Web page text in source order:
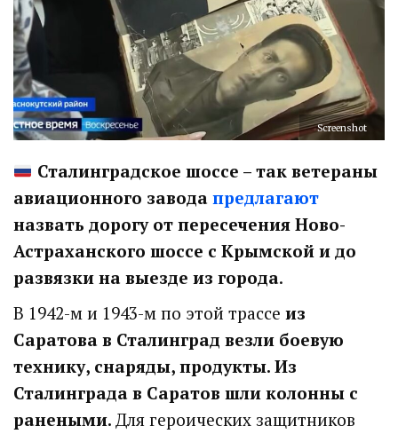
Screenshot
Сталинградское шоссе – так ветераны
авиационного завода предлагают
назвать дорогу от пересечения Ново-
Астраханского шоссе с Крымской и до
развязки на выезде из города.
В 1942-м и 1943-м по этой трассе из
Саратова в Сталинград везли боевую
технику, снаряды, продукты. Из
Сталинграда в Саратов шли колонны с
ранеными. Для героических защитников